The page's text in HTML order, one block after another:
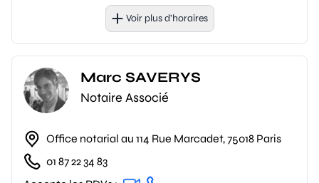
Voir plus d’horaires
Marc SAVERYS
Notaire Associé
Office notarial au 114 Rue Marcadet, 75018 Paris
01 87 22 34 83